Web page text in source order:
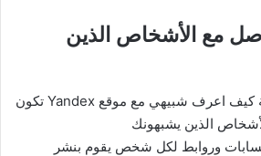
مع الأشخاص الذين
إذا قمت باستخدام خدمة كيف اعرف شبيهي مع موقع Yandex تكون
الذين يشبهونك
وروابط لكل شخص يقوم بنشر